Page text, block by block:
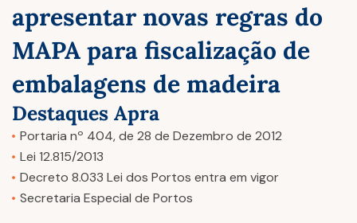
apresentar novas regras do
MAPA para fiscalização de
embalagens de madeira
Destaques Apra
Portaria nº 404, de 28 de Dezembro de 2012
Lei 12.815/2013
Decreto 8.033 Lei dos Portos entra em vigor
Secretaria Especial de Portos